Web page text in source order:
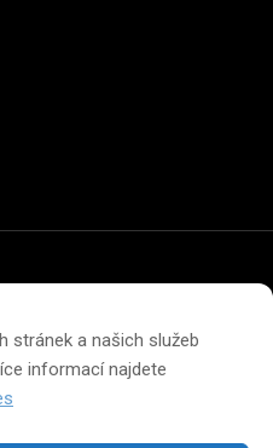
stránek a našich služeb
informací najdete
o ochraně soukromí